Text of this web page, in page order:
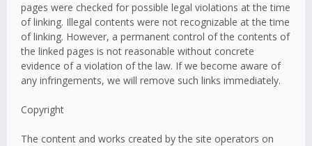
pages were checked for possible legal violations at the time
of linking. Illegal contents were not recognizable at the time
of linking. However, a permanent control of the contents of
the linked pages is not reasonable without concrete
evidence of a violation of the law. If we become aware of
any infringements, we will remove such links immediately.
Copyright
The content and works created by the site operators on